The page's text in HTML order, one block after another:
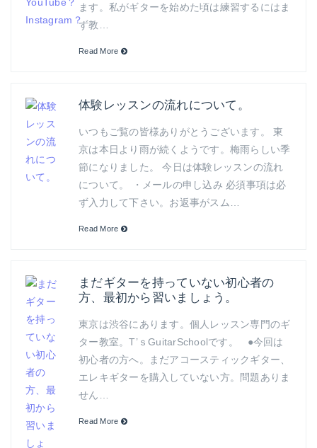
ます。私がギターを始めた頃は練習するにはま
ず教…
Read More
体験レッスンの流れについて。
いつもご覧の皆様ありがとうございます。 東
京は本日より雨が続くようです。梅雨らしい季
節になりました。 今日は体験レッスンの流れ
について。 ・メールの申し込み 必須事項は必
ず入力して下さい。お返事がスム…
Read More
まだギターを持っていない初心者の
方、最初から習いましょう。
東京は渋谷にあります。個人レッスン専門のギ
ター教室。T’ｓGuitarSchoolです。 ●今回は
初心者の方へ。まだアコースティックギター、
エレキギターを購入していない方。問題ありま
せん…
Read More